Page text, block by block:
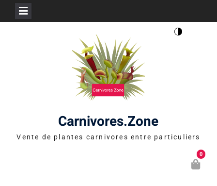
Carnivores.Zone
Vente de plantes carnivores entre particuliers
0